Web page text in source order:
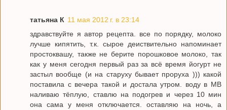
татьяна К 11 мая 2012 г. в 23:14
здравствуйте я автор рецепта. все по порядку, молоко
лучше кипятить, т.к. сырое деиствительно напоминает
простоквашу, также не берите порошковое молоко, так
как у меня сегодня первый раз за всё время йогурт не
застыл вообще (и на старуху бывает проруха ))) какой
поставила с вечера такой и достала утром. воду в МВ
наливаю тёплую, ставлю на подогрев и через 10 мин
она сама у меня отключается. оставляю на ночь, а